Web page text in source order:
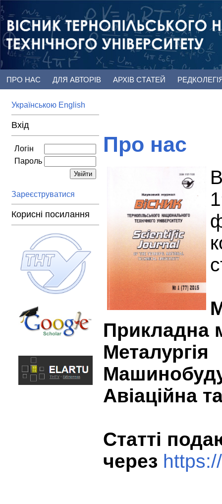
ПРО НАС ДЛЯ АВТОРІВ АРХІВ СТАТЕЙ
Українською English
Вхід
Логін
Пароль
Зареєструватися
Корисні посилання
Про нас
Прикладна
Металургія
Авіаційна
Статті
через